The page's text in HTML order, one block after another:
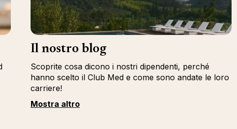
Il nostro blog
Scoprite cosa dicono i nostri dipendenti, perché
hanno scelto il Club Med e come sono andate le loro
carriere!
Mostra altro